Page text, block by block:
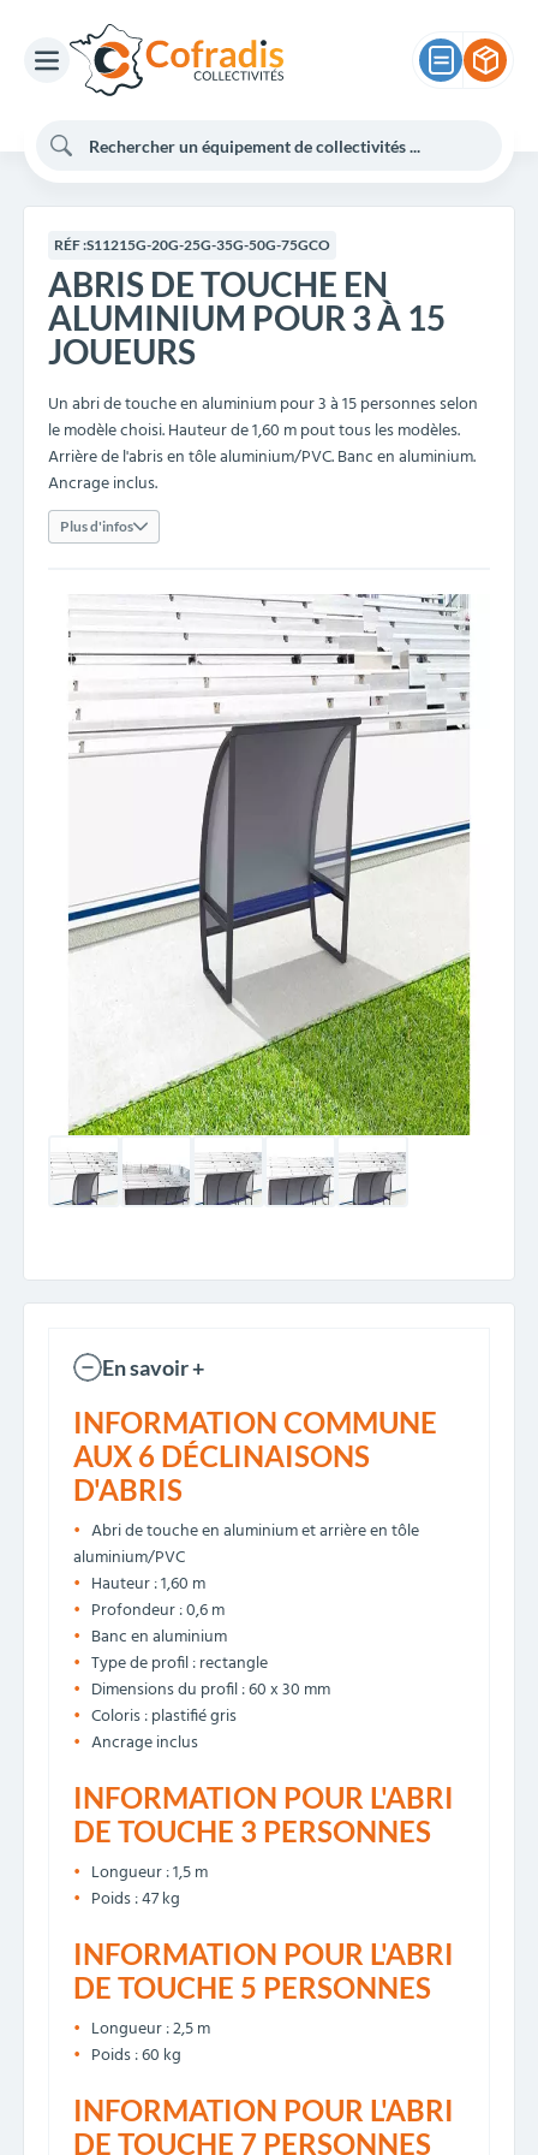
RÉF :S11215G-20G-25G-35G-50G-75GCO
ABRIS DE TOUCHE EN
ALUMINIUM POUR 3 À 15
JOUEURS
Un abri de touche en aluminium pour 3 à 15 personnes selon
le modèle choisi. Hauteur de 1,60 m pout tous les modèles.
Arrière de l'abris en tôle aluminium/PVC. Banc en aluminium.
Ancrage inclus.
Plus d'infos
En savoir +
INFORMATION COMMUNE
AUX 6 DÉCLINAISONS
D'ABRIS
Abri de touche en aluminium et arrière en tôle
aluminium/PVC
Hauteur : 1,60 m
Profondeur : 0,6 m
Banc en aluminium
Type de profil : rectangle
Dimensions du profil : 60 x 30 mm
Coloris : plastifié gris
Ancrage inclus
INFORMATION POUR L'ABRI
DE TOUCHE 3 PERSONNES
Longueur : 1,5 m
Poids : 47 kg
INFORMATION POUR L'ABRI
DE TOUCHE 5 PERSONNES
Longueur : 2,5 m
Poids : 60 kg
INFORMATION POUR L'ABRI
DE TOUCHE 7 PERSONNES